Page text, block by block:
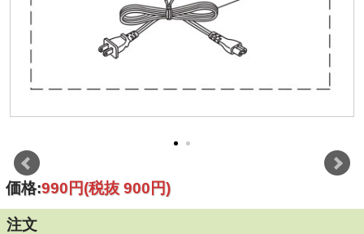
価格:990円(税抜 900円)
注文